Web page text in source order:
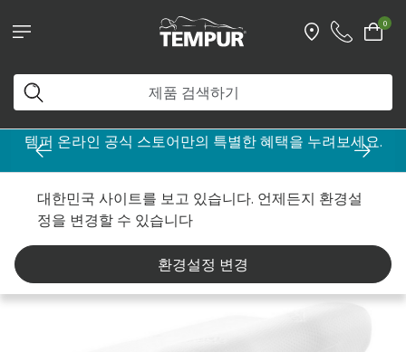
0
템퍼 온라인 공식 스토어만의 특별한 혜택을 누려보세요.
대한민국 사이트를 보고 있습니다. 언제든지 환경설
정을 변경할 수 있습니다
환경설정 변경
베개 By Collection 기능성 서포트 베개